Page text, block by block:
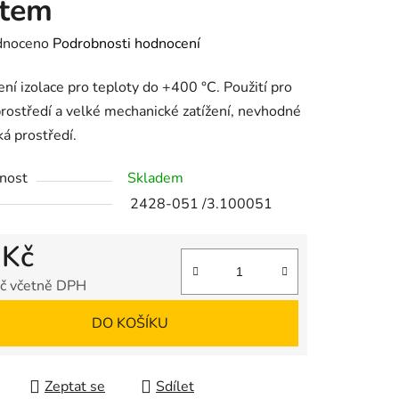
Podrobnosti hodnocení
izolace pro teploty do +400 °C. Použití pro
a velké mechanické zatížení, nevhodné
prostředí.
Skladem
2428-051 /3.100051
včetně DPH
DO KOŠÍKU
Zeptat se Sdílet